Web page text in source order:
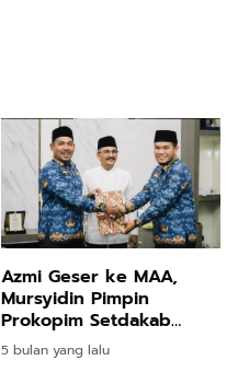
Azmi Geser ke MAA,
Mursyidin Pimpin
Prokopim Setdakab
Bireuen
5 bulan yang lalu